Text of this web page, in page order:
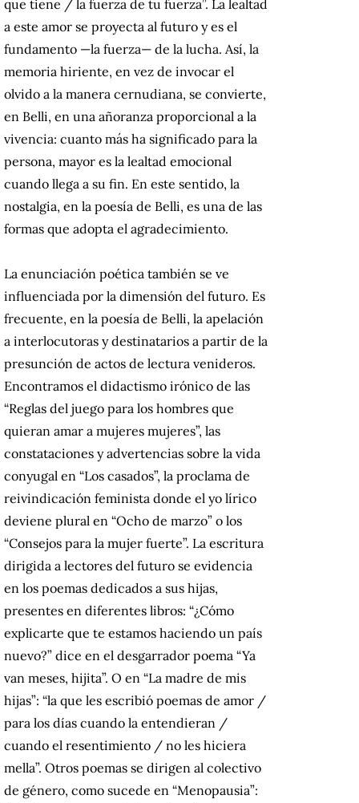
que tiene / la fuerza de tu fuerza”. La lealtad
a este amor se proyecta al futuro y es el
fundamento —la fuerza— de la lucha. Así, la
memoria hiriente, en vez de invocar el
olvido a la manera cernudiana, se convierte,
en Belli, en una añoranza proporcional a la
vivencia: cuanto más ha significado para la
persona, mayor es la lealtad emocional
cuando llega a su fin. En este sentido, la
nostalgia, en la poesía de Belli, es una de las
formas que adopta el agradecimiento.
La enunciación poética también se ve
influenciada por la dimensión del futuro. Es
frecuente, en la poesía de Belli, la apelación
a interlocutoras y destinatarios a partir de la
presunción de actos de lectura venideros.
Encontramos el didactismo irónico de las
“Reglas del juego para los hombres que
quieran amar a mujeres mujeres”, las
constataciones y advertencias sobre la vida
conyugal en “Los casados”, la proclama de
reivindicación feminista donde el yo lírico
deviene plural en “Ocho de marzo” o los
“Consejos para la mujer fuerte”. La escritura
dirigida a lectores del futuro se evidencia
en los poemas dedicados a sus hijas,
presentes en diferentes libros: “¿Cómo
explicarte que te estamos haciendo un país
nuevo?” dice en el desgarrador poema “Ya
van meses, hijita”. O en “La madre de mis
hijas”: “la que les escribió poemas de amor /
para los días cuando la entendieran /
cuando el resentimiento / no les hiciera
mella”. Otros poemas se dirigen al colectivo
de género, como sucede en “Menopausia”: